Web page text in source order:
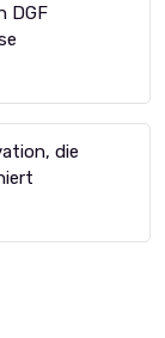
DGF
die